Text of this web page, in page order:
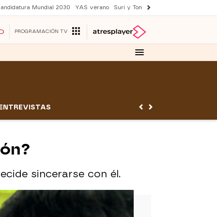
Mundial 2030 YAS verano Suri y Tom Cruise
PROGRAMACIÓN TV
sincerarse con él.